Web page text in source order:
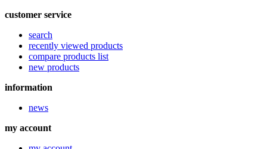
customer service
search
recently viewed products
compare products list
new products
information
news
my account